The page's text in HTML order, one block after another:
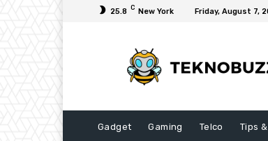
25.8 C New York Friday, August 7,
Gadget Gaming Telco Tips